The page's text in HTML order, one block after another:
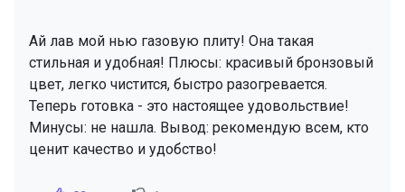
Ай лав мой нью газовую плиту! Она такая
стильная и удобная! Плюсы: красивый бронзовый
цвет, легко чистится, быстро разогревается.
Теперь готовка - это настоящее удовольствие!
Минусы: не нашла. Вывод: рекомендую всем, кто
ценит качество и удобство!